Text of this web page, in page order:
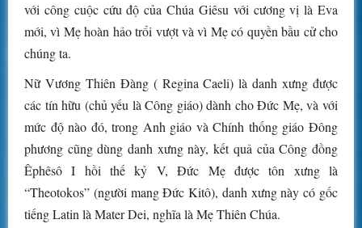
với công cuộc cứu độ của Chúa Giêsu với cương vị là Eva
mới, vì Mẹ hoàn hảo trổi vượt và vì Mẹ có quyền bầu cử cho
chúng ta.
Nữ Vương Thiên Đàng ( Regina Caeli) là danh xưng được
các tín hữu (chủ yếu là Công giáo) dành cho Đức Mẹ, và với
mức độ nào đó, trong Anh giáo và Chính thống giáo Đông
phương cũng dùng danh xưng này, kết quả của Công đồng
Êphêsô I hồi thế kỷ V, Đức Mẹ được tôn xưng là
“Theotokos” (người mang Đức Kitô), danh xưng này có gốc
tiếng Latin là Mater Dei, nghĩa là Mẹ Thiên Chúa.